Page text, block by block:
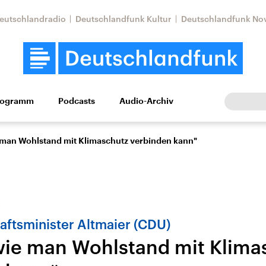
Deutschlandfunk Kultur Deutschlandfunk
Wissen Kultur Europa
Beiträge,
Nahostkonflikt
Iran
Podcasts Audio-Archiv
Wohlstand mit Klimaschutz verbinden kann"
Altmaier (CDU)
man Wohlstand mit